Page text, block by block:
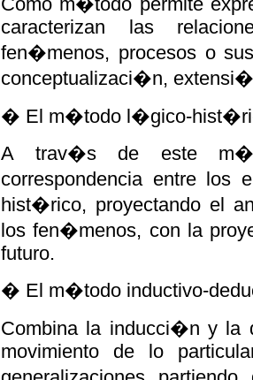
caracterizan las
fen�menos, procesos o
conceptualizaci�n,
� El m�todo l�gico-
A trav�s de este
correspondencia entre
hist�rico, proyectando el
los fen�menos, con la
futuro.
� El m�todo inductivo-
Combina la inducci�n y la
movimiento de lo